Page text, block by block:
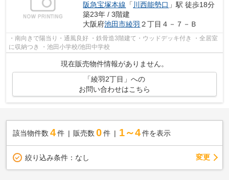
阪急宝塚本線 「 川西能勢口 」駅 徒歩18分
築23年 / 3階建
大阪府池田市綾羽 ２丁目４－７－Ｂ
・南向きで陽当り・通風良好 ・鉄骨造3階建て・ウッドデッキ付き ・全居室
に収納つき ・池田小学校/池田中学校
現在販売物件情報がありません。
「綾羽2丁目」への
お問い合わせはこちら
該当物件数 4件 販売数 0 件 1～4 件を表示
絞り込み条件： なし 変更